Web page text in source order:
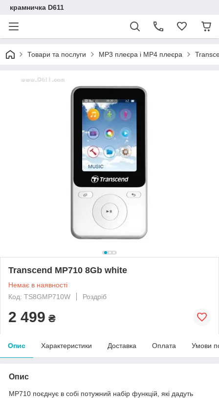
крамничка D611
Товари та послуги MP3 плеєра і MP4 плеєра
Transcend MP710 8Gb white
Немає в наявності
Код: TS8GMP710W
Роздріб
2 499 ₴
Опис Характеристики Доставка Оплата Умови
Опис
MP710 поєднує в собі потужний набір функцій, які дадуть